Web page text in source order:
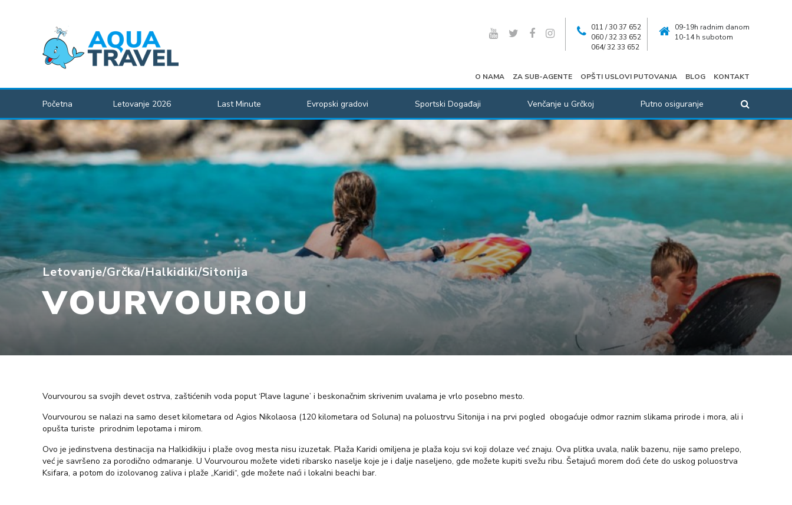
011 / 30 37 652
060 / 32 33 652
064/ 32 33 652
09-19h radnim danom
10-14 h subotom
O NAMA ZA SUB-AGENTE OPŠTI USLOVI PUTOVANJA BLOG KONTAKT
Početna Letovanje 2026 Last Minute Evropski gradovi Sportski Događaji Venčanje u Grčkoj Putno osiguranje
Letovanje/Grčka/Halkidiki/Sitonija
VOURVOUROU
Vourvourou sa svojih devet ostrva, zaštićenih voda poput ‘Plave lagune’ i beskonačnim skrivenim uvalama je vrlo posebno mesto.
Vourvourou se nalazi na samo deset kilometara od Agios Nikolaosa (120 kilometara od Soluna) na poluostrvu Sitonija i na prvi pogled obogaćuje odmor raznim slikama prirode i mora, ali i
opušta turiste prirodnim lepotama i mirom.
Ovo je jedinstvena destinacija na Halkidikiju i plaže ovog mesta nisu izuzetak. Plaža Karidi omiljena je plaža koju svi koji dolaze već znaju. Ova plitka uvala, nalik bazenu, nije samo prelepo,
već je savršeno za porodično odmaranje. U Vourvourou možete videti ribarsko naselje koje je i dalje naseljeno, gde možete kupiti svežu ribu. Šetajući morem doći ćete do uskog poluostrva
Ksifara, a potom do izolovanog zaliva i plaže „Karidi“, gde možete naći i lokalni beachi bar.